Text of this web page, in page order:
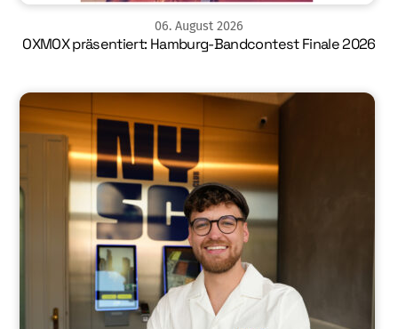
06. August 2026
OXMOX präsentiert: Hamburg-Bandcontest Finale 2026